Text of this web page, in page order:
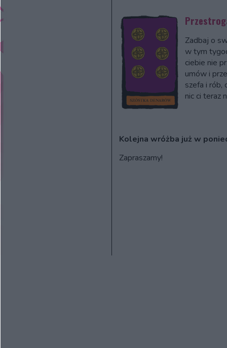
Zadbaj o
w tym
ciebie nie
umów i
szefa i rób,
nic ci teraz
Kolejna wróżba już w
Zapraszamy!